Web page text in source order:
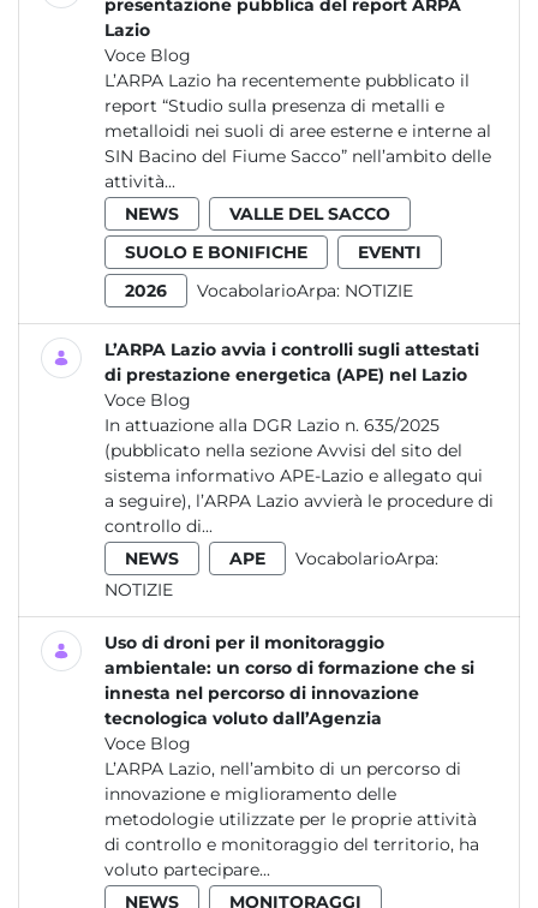
presentazione pubblica del report ARPA
Lazio
Voce Blog
L’ARPA Lazio ha recentemente pubblicato il
report “Studio sulla presenza di metalli e
metalloidi nei suoli di aree esterne e interne al
SIN Bacino del Fiume Sacco” nell’ambito delle
attività...
NEWS
VALLE DEL SACCO
SUOLO E BONIFICHE
EVENTI
2026
VocabolarioArpa: NOTIZIE
L’ARPA Lazio avvia i controlli sugli attestati
di prestazione energetica (APE) nel Lazio
Voce Blog
In attuazione alla DGR Lazio n. 635/2025
(pubblicato nella sezione Avvisi del sito del
sistema informativo APE-Lazio e allegato qui
a seguire), l’ARPA Lazio avvierà le procedure di
controllo di...
NEWS
APE
VocabolarioArpa:
NOTIZIE
Uso di droni per il monitoraggio
ambientale: un corso di formazione che si
innesta nel percorso di innovazione
tecnologica voluto dall’Agenzia
Voce Blog
L’ARPA Lazio, nell’ambito di un percorso di
innovazione e miglioramento delle
metodologie utilizzate per le proprie attività
di controllo e monitoraggio del territorio, ha
voluto partecipare...
NEWS
MONITORAGGI